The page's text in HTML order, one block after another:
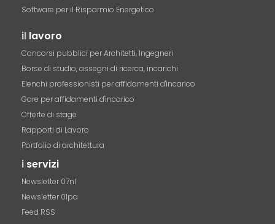
Software per il Risparmio Energetico
il lavoro
Concorsi pubblici per Architetti, Ingegneri
Borse di studio, assegni di ricerca, incarichi
Elenchi professionisti per affidamenti d'incarico
Gare per affidamenti d'incarico
Offerte di stage
Rapporti di Lavoro
Portfolio di architettura
i servizi
Newsletter 07nl
Newsletter 01pa
Feed RSS